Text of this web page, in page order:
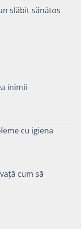
slăbit sănătos
inimii
cu igiena
cum să